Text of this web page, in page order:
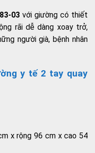
03với giường có thiết
rãi dễ dàng xoay trở,
người già, bệnh nhân
y tế 2 tay quay
x rộng 96 cm x cao 54